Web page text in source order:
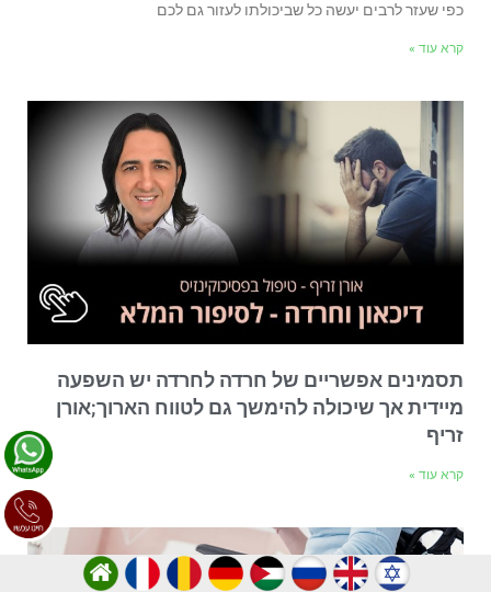
כפי שעזר לרבים יעשה כל שביכולתו לעזור גם לכם
קרא עוד »
תסמינים אפשריים של חרדה לחרדה יש השפעה
מיידית אך שיכולה להימשך גם לטווח הארוך;אורן
זריף
קרא עוד »